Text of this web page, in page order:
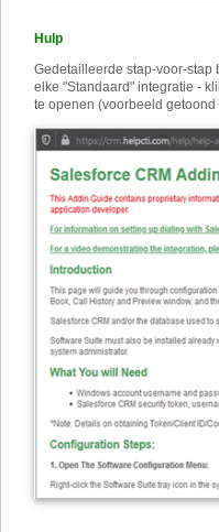
Hulp
Gedetailleerde stap-voor-
elke "Standaard" integratie -
te openen (voorbeeld